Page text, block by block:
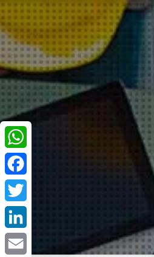
WhatsApp
Facebook
Twitter
LinkedIn